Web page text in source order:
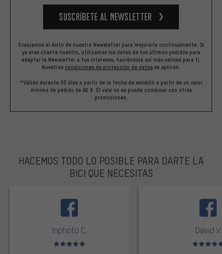
Suscríbete al newsletter
Evaluamos el éxito de nuestra Newsletter para mejorarla continuamente. Si
ya eres cliente nuestro, utilizamos los datos de tus últimos pedidos para
adaptar la Newsletter a tus intereses, haciéndola así más valiosa para ti.
Nuestras condiciones de protección de datos se aplican.
*Válido durante 30 días a partir de la fecha de emisión a partir de un valor
mínimo de pedido de 60 €. El vale no se puede combinar con otras
promociones.
HACEMOS TODO LO POSIBLE PARA DARTE LA
BICI QUE NECESITAS
Inphoto C.
Valoración media: 5 de 5
David V.
Valoración